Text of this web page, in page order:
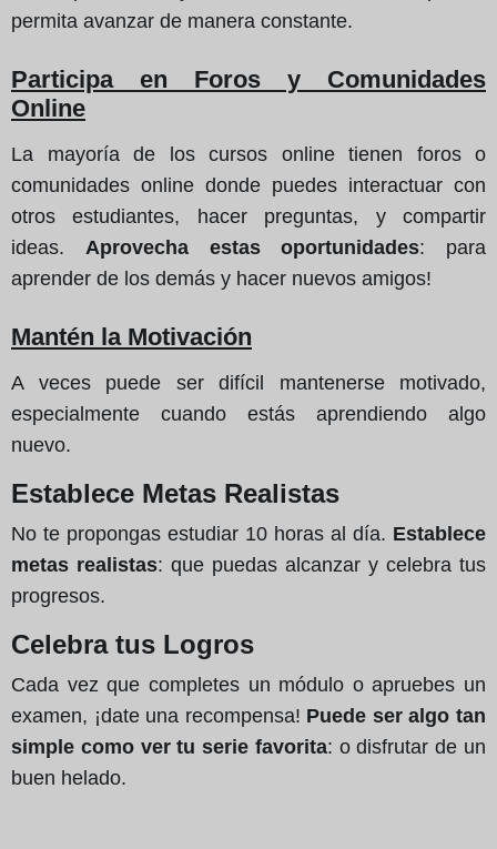
permita avanzar de manera constante.
Participa en Foros y Comunidades
Online
La mayoría de los cursos online tienen foros o
comunidades online donde puedes interactuar con
otros estudiantes, hacer preguntas, y compartir
ideas. Aprovecha estas oportunidades: para
aprender de los demás y hacer nuevos amigos!
Mantén la Motivación
A veces puede ser difícil mantenerse motivado,
especialmente cuando estás aprendiendo algo
nuevo.
Establece Metas Realistas
No te propongas estudiar 10 horas al día. Establece
metas realistas: que puedas alcanzar y celebra tus
progresos.
Celebra tus Logros
Cada vez que completes un módulo o apruebes un
examen, ¡date una recompensa! Puede ser algo tan
simple como ver tu serie favorita: o disfrutar de un
buen helado.